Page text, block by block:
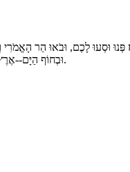
ז פְּנוּ וּסְעוּ לָכֶם, וּבֹאוּ הַר
וּבְחוֹף הַיָּם--אֶרֶץ הַכְּנַעֲנִי וְהַלְּבָנוֹן, עַד-הַנָּהָר הַגָּדֹל נְהַר-פְּרָת.